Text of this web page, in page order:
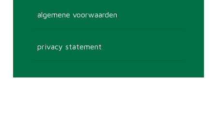
algemene voorwaarden
privacy statement